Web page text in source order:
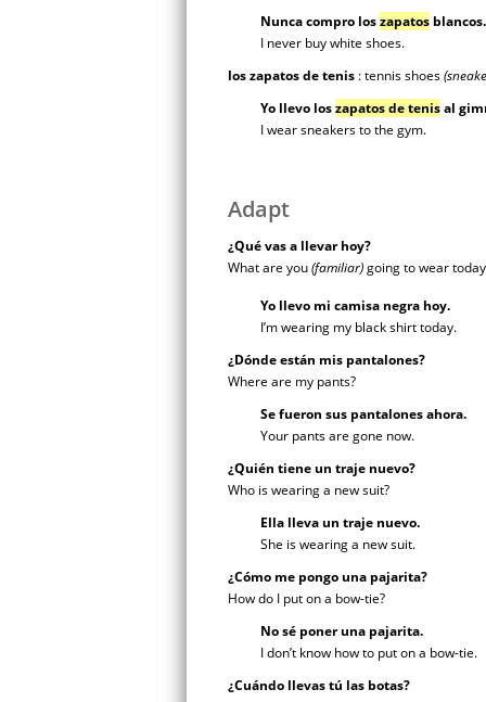
Nunca compro loszapatos blancos.
I never buy white shoes.
los zapatos de tenis : tennis shoes
Yo llevo loszapatos de tenisal
I wear sneakers to the gym.
Adapt
¿Qué vas a llevar hoy?
What are you(familiar)going to wear
Yo llevo mi camisa negra hoy.
I’m wearing my black shirt today.
¿Dónde están mis pantalones?
Where are my pants?
Se fueron sus pantalones ahora.
Your pants are gone now.
¿Quién tiene un traje nuevo?
Who is wearing a new suit?
Ella lleva un traje nuevo.
She is wearing a new suit.
¿Cómo me pongo una pajarita?
How do I put on a bow-tie?
No sé poner una pajarita.
I don’t know how to put on a bow-tie.
¿Cuándo llevas tú las botas?